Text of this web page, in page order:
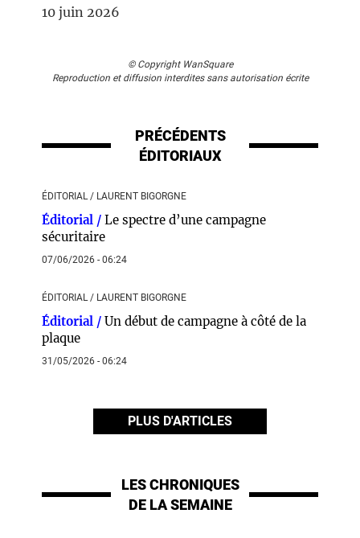
10 juin 2026
© Copyright WanSquare
Reproduction et diffusion interdites sans autorisation écrite
PRÉCÉDENTS
ÉDITORIAUX
ÉDITORIAL / LAURENT BIGORGNE
Éditorial / Le spectre d’une campagne
sécuritaire
07/06/2026 - 06:24
ÉDITORIAL / LAURENT BIGORGNE
Éditorial / Un début de campagne à côté de la
plaque
31/05/2026 - 06:24
PLUS D'ARTICLES
LES CHRONIQUES
DE LA SEMAINE